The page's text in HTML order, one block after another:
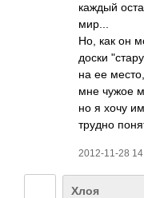
каждый
мир...
Но, как он
доски
на ее
мне чужое
но я хочу
трудно
2012-11-28
Хлоя